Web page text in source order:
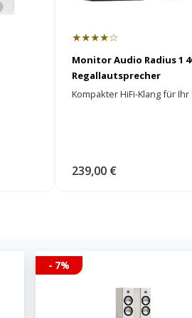
★★★★☆
Monitor Audio Radius 1
Regallautsprecher
Kompakter HiFi-Klang für Ihr
239,00 €
- 7%